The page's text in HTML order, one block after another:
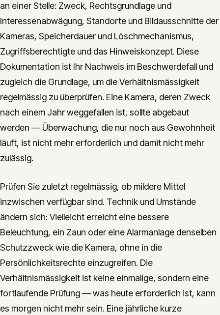
an einer Stelle: Zweck, Rechtsgrundlage und
Interessenabwägung, Standorte und Bildausschnitte der
Kameras, Speicherdauer und Löschmechanismus,
Zugriffsberechtigte und das Hinweiskonzept. Diese
Dokumentation ist Ihr Nachweis im Beschwerdefall und
zugleich die Grundlage, um die Verhältnismässigkeit
regelmässig zu überprüfen. Eine Kamera, deren Zweck
nach einem Jahr weggefallen ist, sollte abgebaut
werden — Überwachung, die nur noch aus Gewohnheit
läuft, ist nicht mehr erforderlich und damit nicht mehr
zulässig.
Prüfen Sie zuletzt regelmässig, ob mildere Mittel
inzwischen verfügbar sind. Technik und Umstände
ändern sich: Vielleicht erreicht eine bessere
Beleuchtung, ein Zaun oder eine Alarmanlage denselben
Schutzzweck wie die Kamera, ohne in die
Persönlichkeitsrechte einzugreifen. Die
Verhältnismässigkeit ist keine einmalige, sondern eine
fortlaufende Prüfung — was heute erforderlich ist, kann
es morgen nicht mehr sein. Eine jährliche kurze